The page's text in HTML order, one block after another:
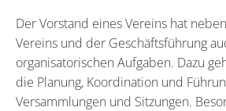
Der Vorstand eines Vereins hat
Vereins und der Geschäftsführung
organisatorischen Aufgaben. Dazu
die Planung, Koordination und
Versammlungen und Sitzungen.